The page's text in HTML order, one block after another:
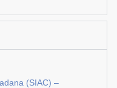
(SIAC) –